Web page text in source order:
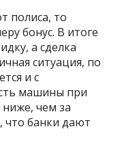
полиса, то
бонус. В итоге
а сделка
ситуация, по
и с
машины при
ниже, чем за
что банки дают